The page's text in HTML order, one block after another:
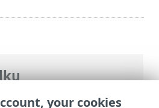
ESET Smart Security
your cookies